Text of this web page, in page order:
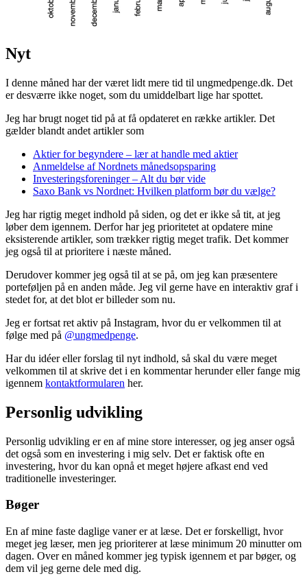
Nyt
I denne måned har der været lidt mere tid til ungmedpenge.dk. Det
er desværre ikke noget, som du umiddelbart lige har spottet.
Jeg har brugt noget tid på at få opdateret en række artikler. Det
gælder blandt andet artikler som
Aktier for begyndere – lær at handle med aktier
Anmeldelse af Nordnets månedsopsparing
Investeringsforeninger – Alt du bør vide
Saxo Bank vs Nordnet: Hvilken platform bør du vælge?
Jeg har rigtig meget indhold på siden, og det er ikke så tit, at jeg
løber dem igennem. Derfor har jeg prioritetet at opdatere mine
eksisterende artikler, som trækker rigtig meget trafik. Det kommer
jeg også til at prioritere i næste måned.
Derudover kommer jeg også til at se på, om jeg kan præsentere
porteføljen på en anden måde. Jeg vil gerne have en interaktiv graf i
stedet for, at det blot er billeder som nu.
Jeg er fortsat ret aktiv på Instagram, hvor du er velkommen til at
følge med på @ungmedpenge.
Har du idéer eller forslag til nyt indhold, så skal du være meget
velkommen til at skrive det i en kommentar herunder eller fange mig
igennem kontaktformularen her.
Personlig udvikling
Personlig udvikling er en af mine store interesser, og jeg anser også
det også som en investering i mig selv. Det er faktisk ofte en
investering, hvor du kan opnå et meget højere afkast end ved
traditionelle investeringer.
Bøger
En af mine faste daglige vaner er at læse. Det er forskelligt, hvor
meget jeg læser, men jeg prioriterer at læse minimum 20 minutter om
dagen. Over en måned kommer jeg typisk igennem et par bøger, og
dem vil jeg gerne dele med dig.